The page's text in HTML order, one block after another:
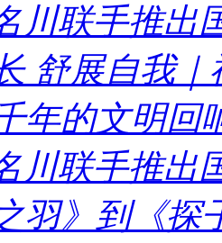
川联手推出
舒展自我
年的文明回
川联手推出
羽》到《探